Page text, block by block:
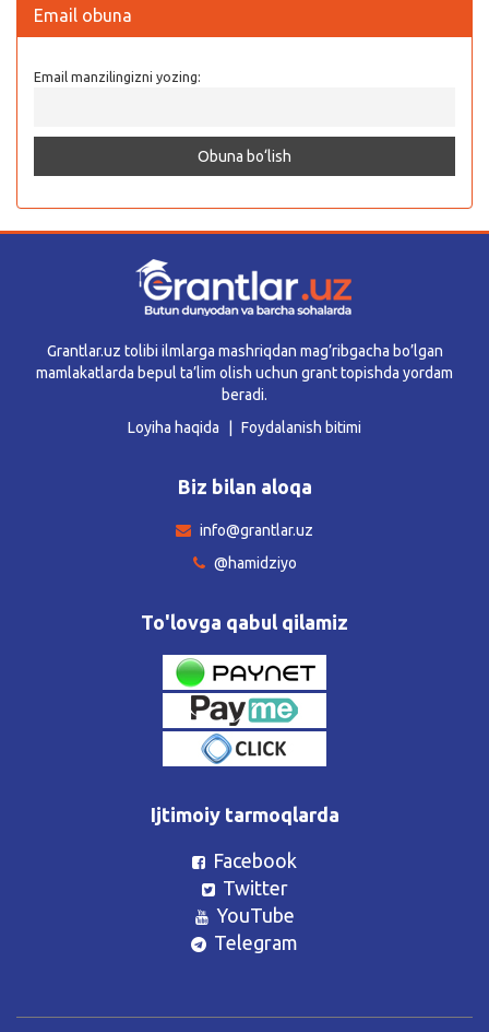
Email obuna
Email manzilingizni yozing:
Grantlar.uz tolibi ilmlarga mashriqdan mag’ribgacha bo’lgan
mamlakatlarda bepul ta’lim olish uchun grant topishda yordam
beradi.
Loyiha haqida
Foydalanish bitimi
Biz bilan aloqa
info@grantlar.uz
@hamidziyo
To'lovga qabul qilamiz
Ijtimoiy tarmoqlarda
Facebook
Twitter
YouTube
Telegram